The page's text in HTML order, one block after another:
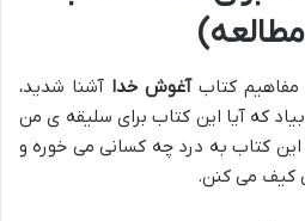
مفاهیم کتابآغوش خدا آشنا شدید،
که آیا این کتاب برای سلیقه ی من
این کتاب به درد چه کسانی می خوره و
کیف می کنن.